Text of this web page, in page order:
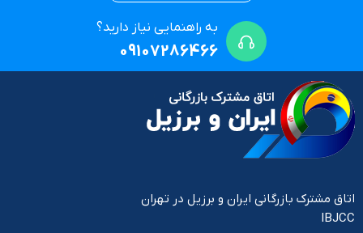
به راهنمایی نیاز دارید؟
09107286466
اتاق مشترک بازرگانی ایران و برزیل در تهران
IBJCC